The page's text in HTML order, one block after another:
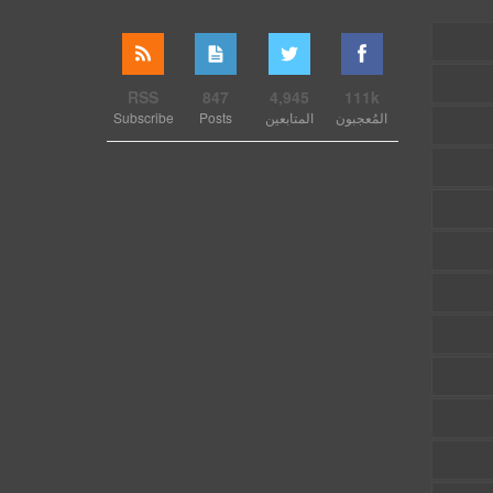
111k
المُعجبون
4,945
المتابعين
847
Posts
RSS
Subscribe